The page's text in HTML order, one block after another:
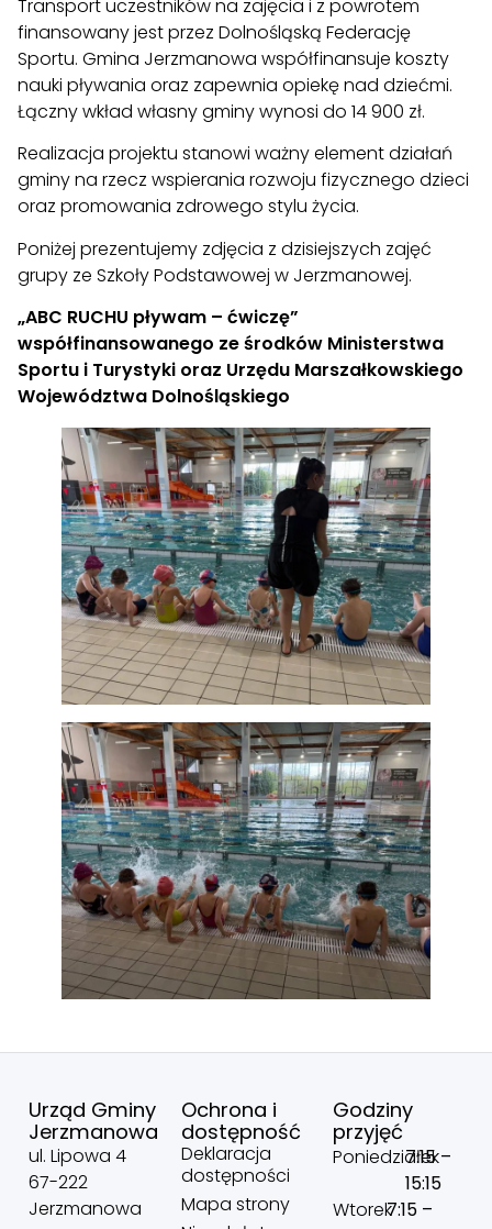
Transport uczestników na zajęcia i z powrotem
finansowany jest przez Dolnośląską Federację
Sportu. Gmina Jerzmanowa współfinansuje koszty
nauki pływania oraz zapewnia opiekę nad dziećmi.
Łączny wkład własny gminy wynosi do 14 900 zł.
Realizacja projektu stanowi ważny element działań
gminy na rzecz wspierania rozwoju fizycznego dzieci
oraz promowania zdrowego stylu życia.
Poniżej prezentujemy zdjęcia z dzisiejszych zajęć
grupy ze Szkoły Podstawowej w Jerzmanowej.
„ABC RUCHU pływam – ćwiczę”
współfinansowanego ze środków Ministerstwa
Sportu i Turystyki oraz Urzędu Marszałkowskiego
Województwa Dolnośląskiego
Urząd Gminy
Jerzmanowa
ul. Lipowa 4
67-222
Jerzmanowa
Ochrona i
dostępność
Deklaracja
dostępności
Mapa strony
Godziny
przyjęć
Poniedziałek
7:15 –
15:15
Wtorek7:15 –